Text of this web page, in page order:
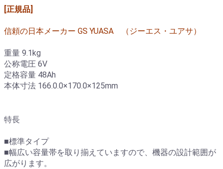
[正規品]
信頼の日本メーカー GS YUASA （ジーエス・ユアサ）
重量 9.1kg
公称電圧 6V
定格容量 48Ah
本体寸法 166.0.0×170.0×125mm
特長
■標準タイプ
■幅広い容量帯を取り揃えていますので、機器の設計範囲が
広がります。